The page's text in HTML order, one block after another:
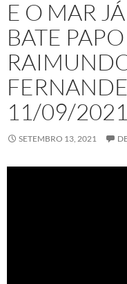
E O MAR
BATE
11/09/2021
SETEMBRO 13, 2021